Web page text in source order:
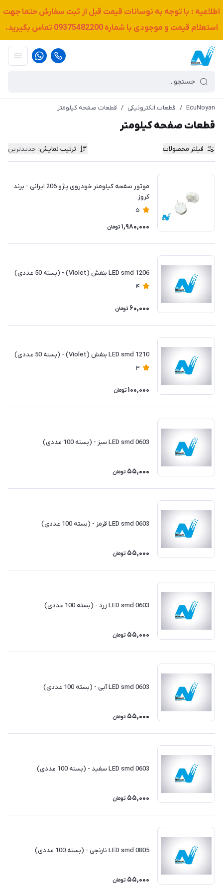
اطلاعیه : با توجه به نوسانات قیمت قبل از ثبت سفارش حتما جهت
استعلام قیمت و موجودی با شماره09375482200 تماس بگیرید.
EcuNoyan
/ قطعات الکترونیکی / قطعات صفحه کیلومتر
قطعات صفحه کیلومتر
فیلتر محصولات ترتیب نمایش: جدیدترین
موتور صفحه کیلومتر خودروی پژو 206 ایرانی - برند
کروز
5
1,980,000 تومان
LED smd 1206 بنفش (Violet) - (بسته 50 عددی)
4
60,000 تومان
LED smd 1210 بنفش (Violet) - (بسته 50 عددی)
3
100,000 تومان
LED smd 0603 سبز - (بسته 100 عددی)
55,000 تومان
LED smd 0603 قرمز - (بسته 100 عددی)
55,000 تومان
LED smd 0603 زرد - (بسته 100 عددی)
55,000 تومان
LED smd 0603 آبی - (بسته 100 عددی)
55,000 تومان
LED smd 0603 سفید - (بسته 100 عددی)
55,000 تومان
LED smd 0805 نارنجی - (بسته 100 عددی)
55,000 تومان